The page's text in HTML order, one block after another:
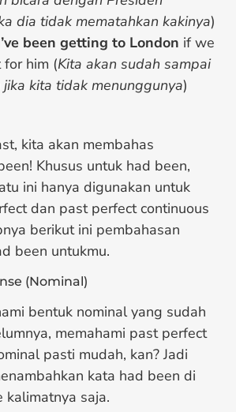
dia tidak mematahkan kakinya)
been getting to London if we
for him (Kita akan sudah sampai
kita tidak menunggunya)
kita akan membahas
Khusus untuk had been,
ini hanya digunakan untuk
dan past perfect continuous
berikut ini pembahasan
been untukmu.
(Nominal)
bentuk nominal yang sudah
memahami past perfect
pasti mudah, kan? Jadi
kata had been di
kalimatnya saja.